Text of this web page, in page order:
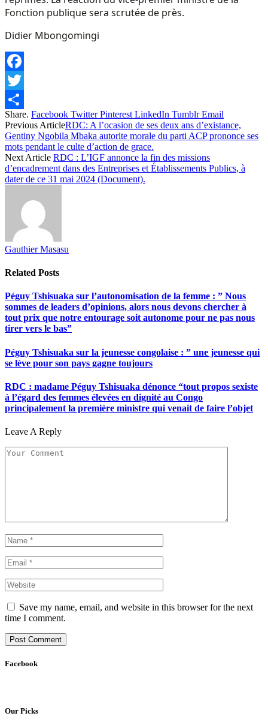
Fonction publique sera scrutée de près.
Didier Mbongomingi
Facebook
Twitter
Share
Share. Facebook Twitter Pinterest LinkedIn Tumblr Email
Previous ArticleRDC: A l’ocasion de ses deux ans d’existance,
Gentiny Ngobila Mbaka autorite morale du parti ACP prononce ses
mots pendant le culte d’action de grace.
Next Article RDC : L’IGF annonce la fin des missions
d’encadrement dans des Entreprises et Établissements Publics, à
dater de ce 31 mai 2024 (Document).
Gauthier Masasu
Related Posts
Péguy Tshisuaka sur l’autonomisation de la femme : ” Nous
sommes de leaders d’opinions, alors nous devons chercher à
tout prix que notre entourage soit autonome pour ne pas nous
tirer vers le bas”
Péguy Tshisuaka sur la jeunesse congolaise : ” une jeunesse qui
se lève pour son pays gagne toujours
RDC : madame Péguy Tshisuaka dénonce “tout propos sexiste
à l’égard des femmes élevées en dignité au Congo
principalement la première ministre qui venait de faire l’objet
Leave A Reply
Save my name, email, and website in this browser for the next
time I comment.
Facebook
Our Picks